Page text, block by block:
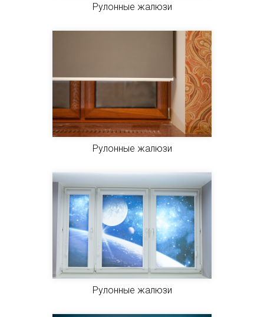
Рулонные жалюзи
Рулонные жалюзи
Рулонные жалюзи